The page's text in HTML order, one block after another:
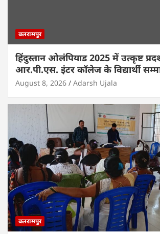
बलरामपुर
हिंदुस्तान ओलंपियाड 2025 में उत्कृष्ट
आर.पी.एस. इंटर कॉलेज के विद्यार्थी
August 8, 2026 Adarsh Ujala
बलरामपुर